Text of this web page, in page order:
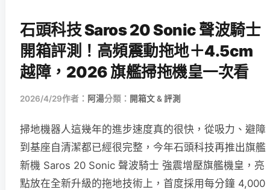
石頭科技 Saros 20 Sonic 聲波騎士
開箱評測！高頻震動拖地＋4.5cm
越障，2026 旗艦掃拖機皇一次看
2026/4/29作者： 阿湯分類： 開箱文 & 評測
掃地機器人這幾年的進步速度真的很快，從吸力、避障
到基座自清潔都已經很完整，今年石頭科技再推出旗艦
新機 Saros 20 Sonic 聲波騎士 強震增壓旗艦機皇，亮
點放在全新升級的拖地技術上，首度採用每分鐘 4,000